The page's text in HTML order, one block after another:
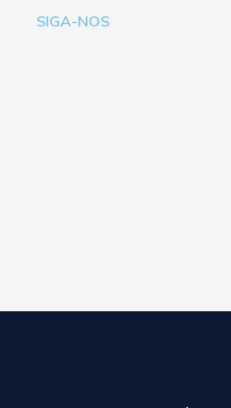
SIGA-NOS